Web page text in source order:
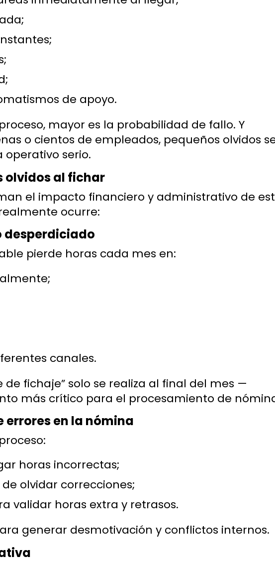
de apoyo.
mayor es la probabilidad de fallo. Y
o cientos de empleados, pequeños olvidos
serio.
olvidos al fichar
el impacto financiero y administrativo de
ocurre:
desperdiciado
pierde horas cada mes en:
canales.
de fichaje” solo se realiza al final del mes —
más crítico para el procesamiento de
errores en la nómina
horas incorrectas;
olvidar correcciones;
validar horas extra y retrasos.
generar desmotivación y conflictos internos.